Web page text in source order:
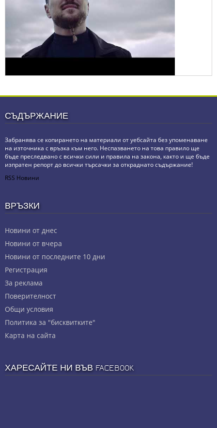
СЪДЪРЖАНИЕ
Забранява се копирането на материали от уебсайта без упоменаване
на източника с връзка към него. Неспазването на това правило ще
бъде преследвано с всички сили и правила на закона, както и ще бъде
изпратен репорт до всички търсачки за откраднато съдържание!
RSS Новини
ВРЪЗКИ
Новини от днес
Новини от вчера
Новини от последните 10 дни
Регистрация
За реклама
Πoвepитeлнocт
Общи условия
Политика за "бисквитките"
Карта на сайта
ХАРЕСАЙТЕ НИ ВЪВ FACEBOOK